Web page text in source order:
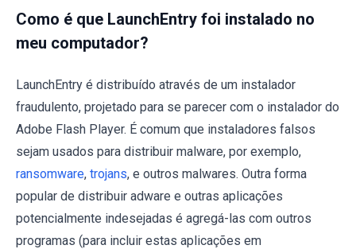
Como é que LaunchEntry foi instalado no
meu computador?
LaunchEntry é distribuído através de um instalador
fraudulento, projetado para se parecer com o instalador do
Adobe Flash Player. É comum que instaladores falsos
sejam usados ​​para distribuir malware, por exemplo,
ransomware, trojans, e outros malwares. Outra forma
popular de distribuir adware e outras aplicações
potencialmente indesejadas é agregá-las com outros
programas (para incluir estas aplicações em